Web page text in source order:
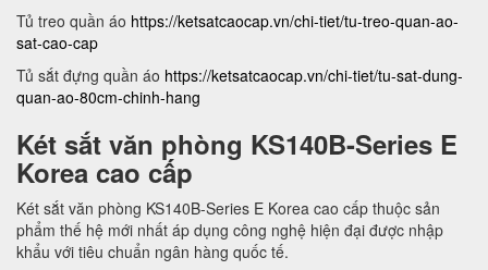
Tủ treo quần áo https://ketsatcaocap.vn/chi-tiet/tu-treo-quan-ao-
sat-cao-cap
Tủ sắt đựng quần áo https://ketsatcaocap.vn/chi-tiet/tu-sat-dung-
quan-ao-80cm-chinh-hang
Két sắt văn phòng KS140B-Series E
Korea cao cấp
Két sắt văn phòng KS140B-Series E Korea cao cấp thuộc sản
phẩm thế hệ mới nhất áp dụng công nghệ hiện đại được nhập
khẩu với tiêu chuẩn ngân hàng quốc tế.